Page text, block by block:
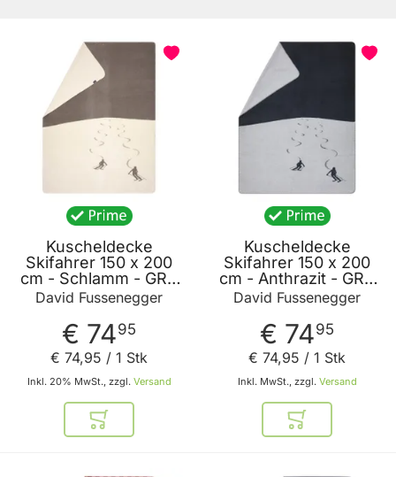
Kuscheldecke
Skifahrer 150 x 200
cm - Schlamm - GRS
zertifiziert - von David
Fussenegger
David Fussenegger
€ 7495
Inkl. 20% MwSt., zzgl. Versand
€ 74,95 / 1 Stk
In den Warenkorb
Kuscheldecke
Skifahrer 150 x 200
cm - Anthrazit - GRS
zertifiziert - von David
Fussenegger
David Fussenegger
€ 7495
Inkl. MwSt., zzgl. Versand
€ 74,95 / 1 Stk
In den